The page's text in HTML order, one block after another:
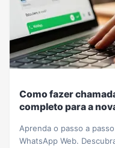
Como fazer
completo para a
Aprenda o passo a
WhatsApp Web.